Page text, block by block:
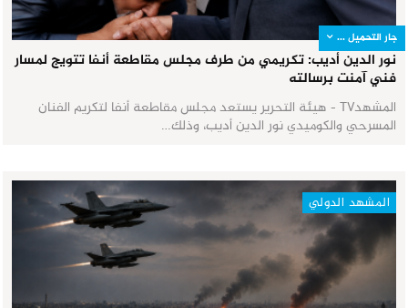
نور الدين أديب: تكريمي من طرف مجلس مقاطعة أنفا تتويج لمسار
فني آمنت برسالته
المشهدTV - هيئة التحرير يستعد مجلس مقاطعة أنفا لتكريم الفنان
المسرحي والكوميدي نور الدين أديب، وذلك…
المشهد الدولي
جار التحميل ...